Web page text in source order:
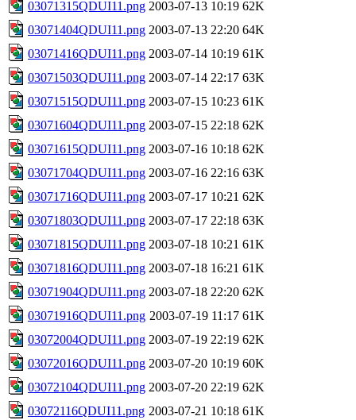
03071315QDUI11.png 2003-07-13 10:19 62K
03071404QDUI11.png 2003-07-13 22:20 64K
03071416QDUI11.png 2003-07-14 10:19 61K
03071503QDUI11.png 2003-07-14 22:17 63K
03071515QDUI11.png 2003-07-15 10:23 61K
03071604QDUI11.png 2003-07-15 22:18 62K
03071615QDUI11.png 2003-07-16 10:18 62K
03071704QDUI11.png 2003-07-16 22:16 63K
03071716QDUI11.png 2003-07-17 10:21 62K
03071803QDUI11.png 2003-07-17 22:18 63K
03071815QDUI11.png 2003-07-18 10:21 61K
03071816QDUI11.png 2003-07-18 16:21 61K
03071904QDUI11.png 2003-07-18 22:20 62K
03071916QDUI11.png 2003-07-19 11:17 61K
03072004QDUI11.png 2003-07-19 22:19 62K
03072016QDUI11.png 2003-07-20 10:19 60K
03072104QDUI11.png 2003-07-20 22:19 62K
03072116QDUI11.png 2003-07-21 10:18 61K